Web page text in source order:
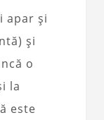
apar și
și
o
la
este